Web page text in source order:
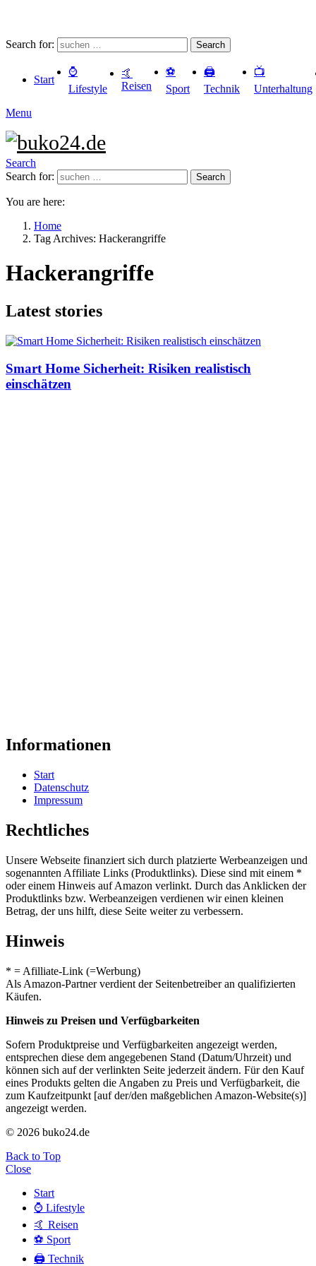
Search for: Search
Start
⌚️
Lifestyle
🤙
Reisen
⚽️
Sport
🖨️
Technik
📺
Unterhaltung
Menu
Search
Search for:
Search
You are here:
Home
Tag Archives: Hackerangriffe
Hackerangriffe
Latest stories
Smart Home Sicherheit: Risiken realistisch
einschätzen
Informationen
Start
Datenschutz
Impressum
Rechtliches
Unsere Webseite finanziert sich durch platzierte Werbeanzeigen und
sogenannten Affiliate Links (Produktlinks). Diese sind mit einem *
oder einem Hinweis auf Amazon verlinkt. Durch das Anklicken der
Produktlinks bzw. Werbeanzeigen verdienen wir einen kleinen
Betrag, der uns hilft, diese Seite weiter zu verbessern.
Hinweis
* = Afilliate-Link (=Werbung)
Als Amazon-Partner verdient der Seitenbetreiber an qualifizierten
Käufen.
Hinweis zu Preisen und Verfügbarkeiten
Sofern Produktpreise und Verfügbarkeiten angezeigt werden,
entsprechen diese dem angegebenen Stand (Datum/Uhrzeit) und
können sich auf der verlinkten Seite jederzeit ändern. Für den Kauf
eines Produkts gelten die Angaben zu Preis und Verfügbarkeit, die
zum Kaufzeitpunkt [auf der/den maßgeblichen Amazon-Website(s)]
angezeigt werden.
© 2026 buko24.de
Back to Top
Close
Start
⌚️ Lifestyle
🤙 Reisen
⚽️ Sport
🖨️ Technik